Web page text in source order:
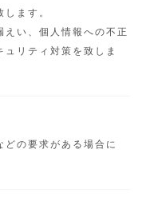
ます。
い、個人情報への不正
リティ対策を致しま
の要求がある場合に